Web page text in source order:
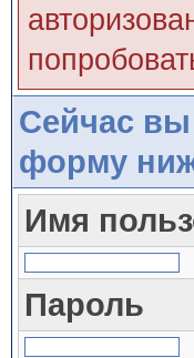
Сейчас вы
форму
Имя
Пароль